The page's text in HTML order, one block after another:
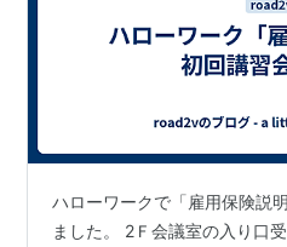
ハローワークで「雇用保険説
ました。 2Ｆ会議室の入り口